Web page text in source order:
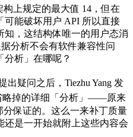
构上规定的最大值 14，但在
可能破坏用户 API 所以直接
知，这结构体唯一的用户态消
分析不会有软件兼容性问
析」在哪呢？
出疑问之后，Tiezhu Yang 发
略掉的详细「分析」——原来
分保证的。这么一来补丁质量
是一开始就附上这些内容会